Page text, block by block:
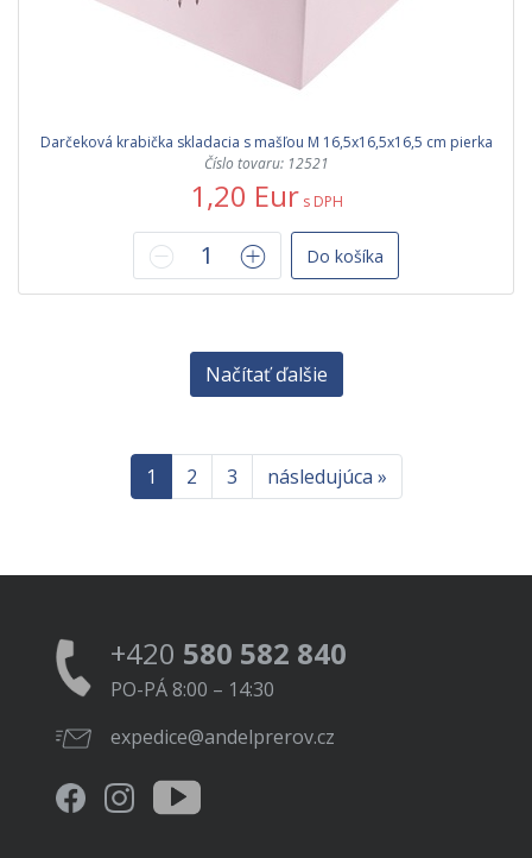
Darčeková krabička skladacia s mašľou M 16,5x16,5x16,5 cm pierka
Číslo tovaru: 12521
1,20 Eur s DPH
Do košíka
Načítať ďalšie
1 2 3 následujúca »
+420 580 582 840
PO-PÁ 8:00 – 14:30
expedice@andelprerov.cz